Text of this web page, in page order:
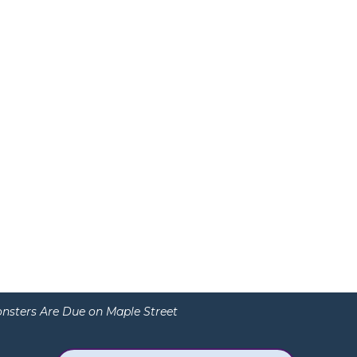
Are Due on Maple Street